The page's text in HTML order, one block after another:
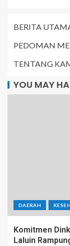
BERITA
PEDOMAN
TENTANG
YOU MAY
DAERAH
Komitmen
Laluin